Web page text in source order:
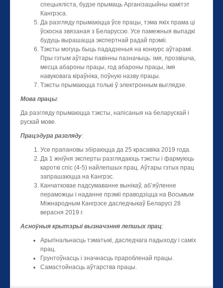
спецыяліста, будзе прымаць Арганізацыйны камітэт
Кангрэса.
Да разгляду прымаюцца ўсе працы, тэма якіх прама ці
ўскосна звязаная з Беларуссю. Усе памежныя выпадкі
будуць вырашацца экспертнай радай прэміі.
Тэксты могуць быць пададзеныя на конкурс аўтарамі.
Пры гэтым аўтары павінны пазначыць: імя, прозвішча,
месца абароны працы, год абароны працы, імя
навуковага кіраўніка, поўную назву працы.
Тэксты прымаюцца толькі ў электронным выглядзе.
Мова працы:
Да разгляду прымаюцца тэксты, напісаныя на беларускай і
рускай мове.
Працэдура разгляду:
Усе прапановы збіраюцца да 25 красавіка 2019 года.
Да 1 жніўня эксперты разглядаюць тэксты і фармуюць
кароткі спіс (4-5) найлепшых прац. Аўтары гэтых прац
запрашаюцца на Кангрэс.
Канчатковае падсумаванне вынікаў, аб’яўленне
пераможцы і наданне прэміі праводзіцца на Восьмым
Міжнародным Кангрэсе даследчыкаў Беларусі 28
верасня 2019 г.
Асноўныя крытэрыі вызначэння лепшых прац:
Арыгінальнасць тэматыкі, даследчага падыходу і саміх
прац.
Грунтоўнасць і значнасць праробленай працы.
Самастойнасць аўтарства працы.